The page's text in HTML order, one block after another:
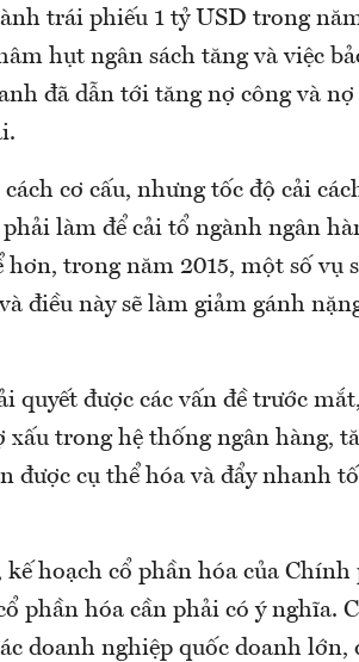
trái phiếu 1 tỷ USD trong
hụt ngân sách tăng và việc
đã dẫn tới tăng nợ công và
cơ cấu, nhưng tốc độ cải
làm để cải tổ ngành ngân
trong năm 2015, một số vụ
điều này sẽ làm giảm gánh
quyết được các vấn đề trước
xấu trong hệ thống ngân hàng,
được cụ thể hóa và đẩy nhanh
hoạch cổ phần hóa của
phần hóa cần phải có ý nghĩa.
doanh nghiệp quốc doanh lớn,